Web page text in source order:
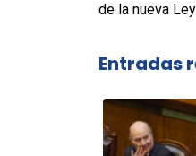
de la nueva
Entradas